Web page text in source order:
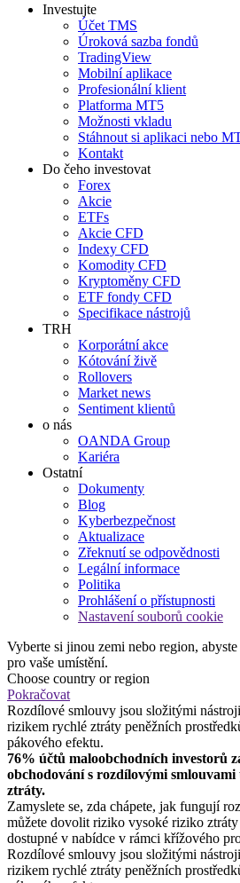
Investujte
Účet TMS
Úroková sazba fondů
TradingView
Mobilní aplikace
Profesionální klient
Platforma MT5
Možnosti vkladu
Stáhnout si aplikaci nebo
Kontakt
Do čeho investovat
Forex
Akcie
ETFs
Akcie CFD
Indexy CFD
Komodity CFD
Kryptoměny CFD
ETF fondy CFD
Specifikace nástrojů
TRH
Korporátní akce
Kótování živě
Rollovers
Market news
Sentiment klientů
o nás
OANDA Group
Kariéra
Ostatní
Dokumenty
Blog
Kyberbezpečnost
Aktualizace
Zřeknutí se odpovědnosti
Legální informace
Politika
Prohlášení o přístupnosti
Nastavení souborů cookie
Vyberte si jinou zemi nebo region,
pro vaše umístění.
Choose country or region
Pokračovat
Rozdílové smlouvy jsou složitými
rizikem rychlé ztráty peněžních
pákového efektu.
76% účtů maloobchodních investorů
obchodování s rozdílovými smlouvami
ztráty.
Zamyslete se, zda chápete, jak fungují
můžete dovolit riziko vysoké riziko
dostupné v nabídce v rámci křížového
Rozdílové smlouvy jsou složitými
rizikem rychlé ztráty peněžních